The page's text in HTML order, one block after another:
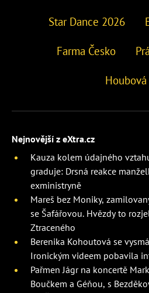
Star Dance 2026
Farma Česko
Nejnovější z eXtra.cz
Kauza kolem údajného
graduje: Drsná reakce
exministryně
Mareš bez Moniky,
se Šafářovou. Hvězdy to
Ztraceného
Berenika Kohoutová se
Ironickým videem pobavila
Pařmen Jágr na koncertě
Boučkem a Géňou, s